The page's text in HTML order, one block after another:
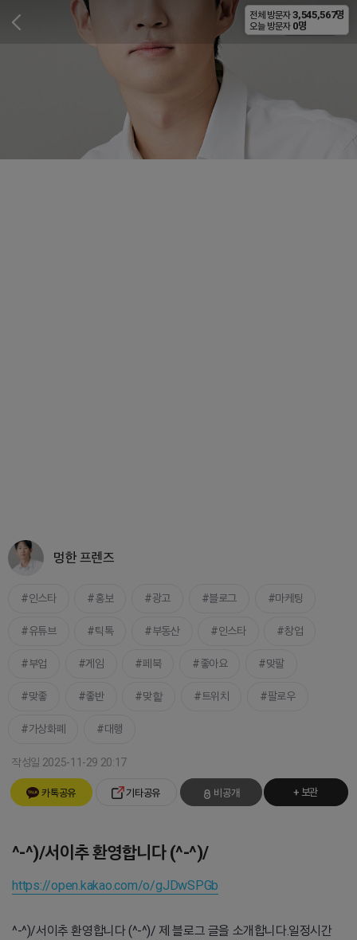
비공개
멍한 프렌즈
인스타 홍보 광고 블로그 마케팅
유튜브 틱톡 부동산 인스타 창업
부업 게임 페북 좋아요 맞팔
맞좋 좋반 맞핱 트위치 팔로우
가상화폐 대행
작성일 2025-11-29 20:17
카톡공유 기타공유 비공개 + 보관
^-^)/서이추 환영합니다 (^-^)/
https://open.kakao.com/o/gJDwSPGb
^-^)/서이추 환영합니다 (^-^)/ 제 블로그 글을 소개합니다.일정시간
전체 방문자 3,545,567명
오늘 방문자 0명